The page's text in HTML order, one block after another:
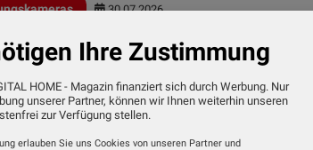
30.07.2026
sorgt für mehr Sicherheit rund ums Haus.
unterwegs ist oder den Abend im Garten
Ihre Zustimmung
HOME - Magazin finanziert sich durch Werbung. Nur
unserer Partner, können wir Ihnen weiterhin unseren
zur Verfügung stellen.
erlauben Sie uns Cookies von unseren Partner und